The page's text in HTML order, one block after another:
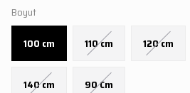
Boyut
100 cm
110 cm 120 cm
140 cm 90 Cm